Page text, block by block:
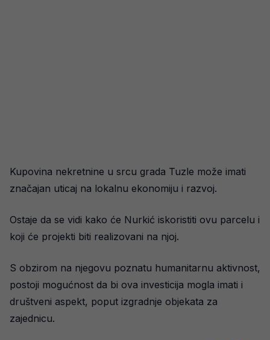
Kupovina nekretnine u srcu grada Tuzle može imati
značajan uticaj na lokalnu ekonomiju i razvoj.
Ostaje da se vidi kako će Nurkić iskoristiti ovu parcelu i
koji će projekti biti realizovani na njoj.
S obzirom na njegovu poznatu humanitarnu aktivnost,
postoji mogućnost da bi ova investicija mogla imati i
društveni aspekt, poput izgradnje objekata za
zajednicu.